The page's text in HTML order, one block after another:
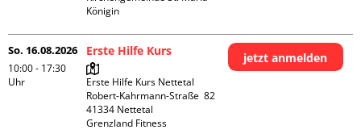
Königin
So. 16.08.2026
10:00 - 17:30
Uhr
Erste Hilfe Kurs
Erste Hilfe Kurs Nettetal
Robert-Kahrmann-Straße  82
41334 Nettetal
Grenzland Fitness
jetzt anmelden